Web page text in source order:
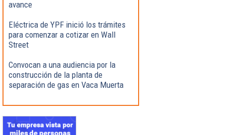
avance
Eléctrica de YPF inició los trámites
para comenzar a cotizar en Wall
Street
Convocan a una audiencia por la
construcción de la planta de
separación de gas en Vaca Muerta